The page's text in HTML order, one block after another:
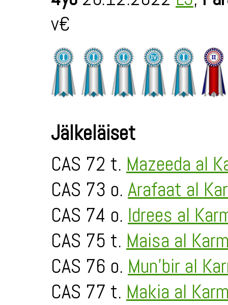
v€
Jälkeläiset
CAS 72 t. Mazeeda al
CAS 73 o. Arafaat al
CAS 74 o. Idrees al
CAS 75 t. Maisa al
CAS 76 o. Mun'bir al
CAS 77 t. Makia al